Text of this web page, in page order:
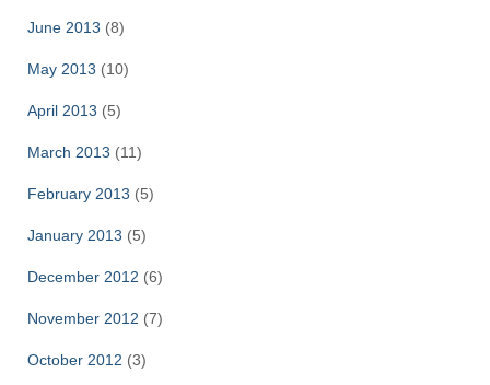
June 2013 (8)
May 2013 (10)
April 2013 (5)
March 2013 (11)
February 2013 (5)
January 2013 (5)
December 2012 (6)
November 2012 (7)
October 2012 (3)